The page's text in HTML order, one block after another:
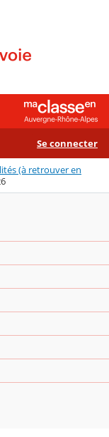
Se connecter
(à retrouver en